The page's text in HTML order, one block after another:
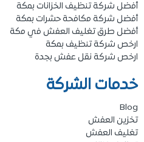
أفضل شركة تنظيف الخزانات بمكة
أفضل شركة مكافحة حشرات بمكة
أفضل طرق تغليف العفش في مكة
ارخص شركة تنظيف بمكة
ارخص شركة نقل عفش بجدة
خدمات الشركة
Blog
تخزين العفش
تغليف العفش